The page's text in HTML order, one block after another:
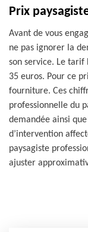
Prix
Avant de vous
ne pas ignorer la
son service. Le tarif
35 euros. Pour ce
fourniture. Ces
professionnelle du
demandée ainsi
d’intervention
paysagiste
ajuster